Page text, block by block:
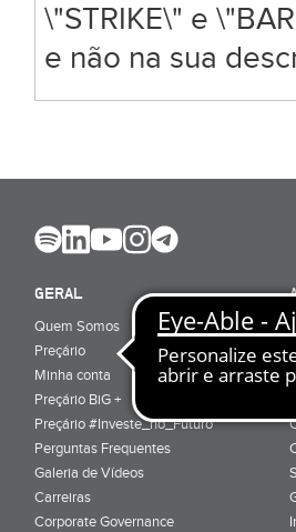
\"STRIKE\" e
e não na sua
GERAL
Quem Somos
Preçário
Minha conta
Preçário BiG +
Preçário #Investe_no_Futuro
Perguntas Frequentes
Galeria de Vídeos
Carreiras
Corporate Governance